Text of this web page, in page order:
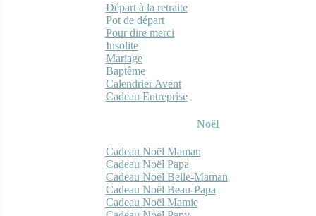
Départ à la retraite
Pot de départ
Pour dire merci
Insolite
Mariage
Baptême
Calendrier Avent
Cadeau Entreprise
Noël
Cadeau Noël Maman
Cadeau Noël Papa
Cadeau Noël Belle-Maman
Cadeau Noël Beau-Papa
Cadeau Noël Mamie